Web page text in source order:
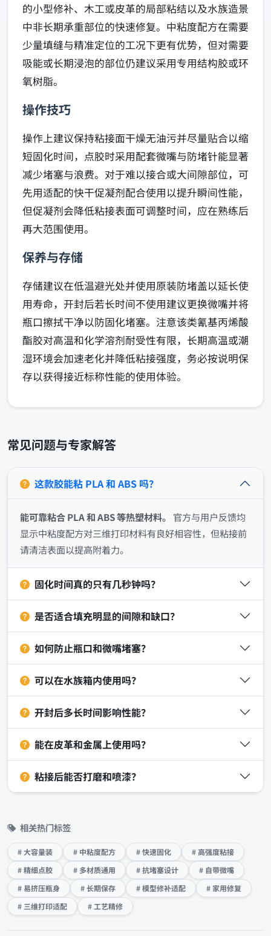
的小型修补、木工或皮革的局部粘结以及水族造景
中非长期承重部位的快速修复。中粘度配方在需要
少量填缝与精准定位的工况下更有优势，但对需要
吸能或长期浸泡的部位仍建议采用专用结构胶或环
氧树脂。
操作技巧
操作上建议保持粘接面干燥无油污并尽量贴合以缩
短固化时间，点胶时采用配套微嘴与防堵针能显著
减少堵塞与浪费。对于难以接合或大间隙部位，可
先用适配的快干促凝剂配合使用以提升瞬间性能，
但促凝剂会降低粘接表面可调整时间，应在熟练后
再大范围使用。
保养与存储
存储建议在低温避光处并使用原装防堵盖以延长使
用寿命，开封后若长时间不使用建议更换微嘴并将
瓶口擦拭干净以防固化堵塞。注意该类氰基丙烯酸
酯胶对高温和化学溶剂耐受性有限，长期高温或潮
湿环境会加速老化并降低粘接强度，务必按说明保
存以获得接近标称性能的使用体验。
常见问题与专家解答
这款胶能粘 PLA 和 ABS 吗？
能可靠粘合 PLA 和 ABS 等热塑材料。 官方与用户反馈均
显示中粘度配方对三维打印材料有良好相容性，但粘接前
请清洁表面以提高附着力。
固化时间真的只有几秒钟吗？
是否适合填充明显的间隙和缺口？
如何防止瓶口和微嘴堵塞？
可以在水族箱内使用吗？
开封后多长时间影响性能？
能在皮革和金属上使用吗？
粘接后能否打磨和喷漆？
相关热门标签
# 大容量装 # 中粘度配方 # 快速固化
# 高强度粘接
# 精细点胶
# 多材质通用 # 抗堵塞设计
# 自带微嘴
# 易挤压瓶身
# 长期保存 # 模型修补适配
# 家用修复
# 三维打印适配
# 工艺精修